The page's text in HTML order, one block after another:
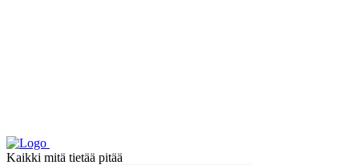
Kaikki mitä tietää pitää